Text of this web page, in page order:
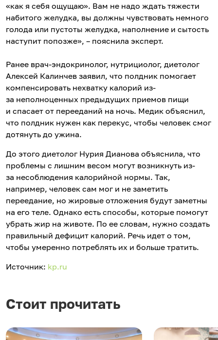
«как я себя ощущаю». Вам не надо ждать тяжести
набитого желудка, вы должны чувствовать немного
голода или пустоты желудка, наполнение и сытость
наступит попозже», – пояснила эксперт.
Ранее врач-эндокринолог, нутрициолог, диетолог
Алексей Калинчев заявил, что полдник помогает
компенсировать нехватку калорий из-
за неполноценных предыдущих приемов пищи
и спасает от перееданий на ночь. Медик объяснил,
что полдник нужен как перекус, чтобы человек смог
дотянуть до ужина.
До этого диетолог Нурия Дианова объяснила, что
проблемы с лишним весом могут возникнуть из-
за несоблюдения калорийной нормы. Так,
например, человек сам мог и не заметить
переедание, но жировые отложения будут заметны
на его теле. Однако есть способы, которые помогут
убрать жир на животе. По ее словам, нужно создать
правильный дефицит калорий. Речь идет о том,
чтобы умеренно потреблять их и больше тратить.
Источник: kp.ru
Стоит прочитать